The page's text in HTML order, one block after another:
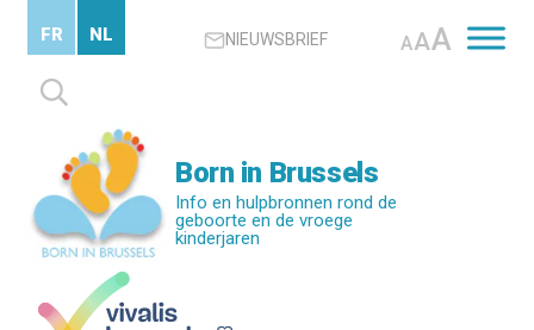
content
NIEUWSBRIEF AAA
Zoeken
naar:
FR NL
Born in Brussels
Info en hulpbronnen rond de
geboorte en de vroege
kinderjaren